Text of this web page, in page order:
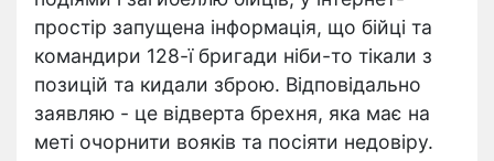
простір запущена інформація, що бійці та
командири 128-ї бригади ніби-то тікали з
позицій та кидали зброю. Відповідально
заявляю - це відверта брехня, яка має на
меті очорнити вояків та посіяти недовіру.